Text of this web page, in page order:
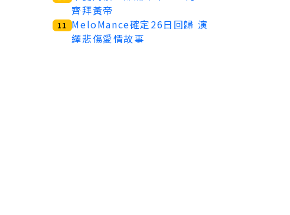
齊拜黃帝
11
MeloMance確定26日回歸 演
繹悲傷愛情故事